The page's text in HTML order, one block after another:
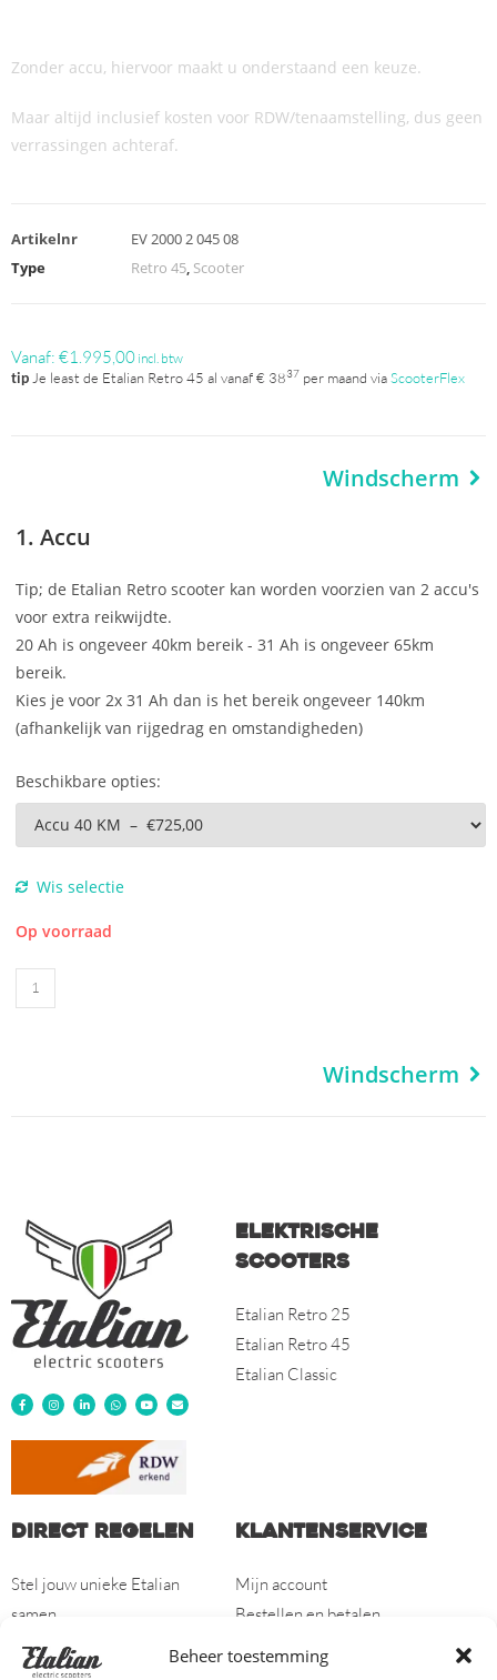
Beheer toestemming
Zonder accu, hiervoor maakt u onderstaand een keuze.
Maar altijd inclusief kosten voor RDW/tenaamstelling, dus geen
verrassingen achteraf.
Artikelnr
EV 2000 2 045 08
Type
Retro 45, Scooter
Vanaf: €1.995,00 incl. btw
tip Je least de Etalian Retro 45 al vanaf € 3837 per maand viaScooterFlex
Windscherm
1 Accu
Tip; de Etalian Retro scooter kan worden voorzien van 2 accu's
voor extra reikwijdte.
20 Ah is ongeveer 40km bereik - 31 Ah is ongeveer 65km
bereik.
Kies je voor 2x 31 Ah dan is het bereik ongeveer 140km
(afhankelijk van rijgedrag en omstandigheden)
Beschikbare opties:
Wis selectie
Op voorraad
Windscherm
Elektrische
scooters
Etalian Retro 25
Etalian Retro 45
Etalian Classic
Direct regelen
Stel jouw unieke Etalian
samen
Vind jouw dealer
Klantenservice
Mijn account
Bestellen en betalen
Garantie en bepalingen